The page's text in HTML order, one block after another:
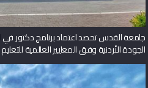
جامعة القدس تحصد اعتماد برنامج دكتور
الجودة الأردنية وفق المعايير العالمية